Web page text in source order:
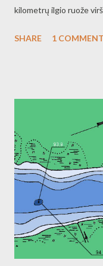
kilometrų ilgio ruože
SHARE
1 COMMENT